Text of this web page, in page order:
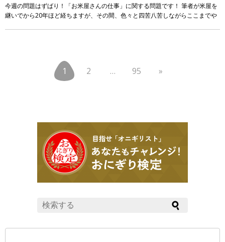
今週の問題はずばり！「お米屋さんの仕事」に関する問題です！ 筆者が米屋を
継いでから20年ほど経ちますが、その間、色々と四苦八苦しながらここまでや
1 2 … 95 »